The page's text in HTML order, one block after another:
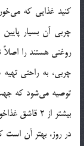
کنید غذایی که
چربی آن بسیار
روغنی هستند را
چربی، به راحتی
توصیه می‌شود که جهت
بیشتر از 2